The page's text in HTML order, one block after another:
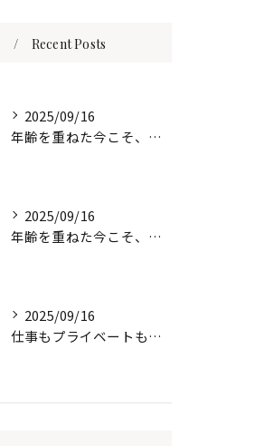
Recent Posts
2025/09/16
年齢を重ねた今こそ、自然な美しさを目元に🌷
2025/09/16
年齢を重ねた今こそ、自然な美しさを目元に🌷
2025/09/16
仕事もプライベートも、自信は“目元”から✨️